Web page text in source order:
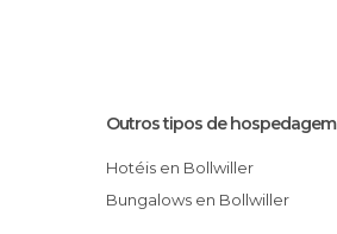
Outros tipos de hospedagem
Hotéis en Bollwiller
Bungalows en Bollwiller